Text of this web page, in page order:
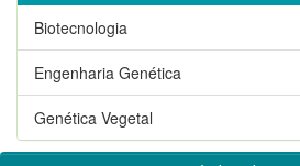
Biotecnologia
Engenharia Genética
Genética Vegetal